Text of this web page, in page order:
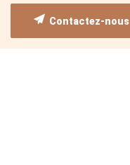
Contactez-nous